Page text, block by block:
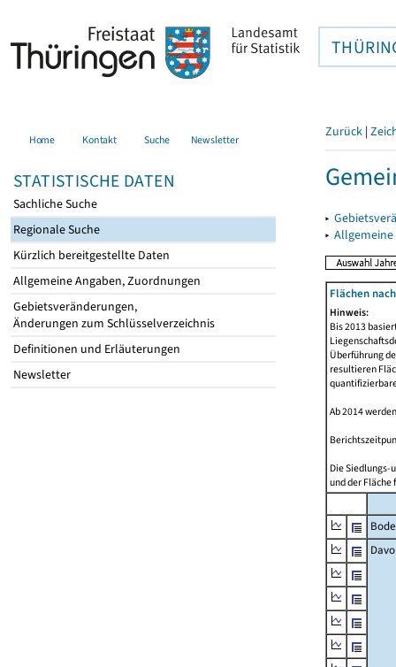
Home Kontakt Suche Newsletter
STATISTISCHE DATEN
Sachliche Suche
Regionale Suche
Kürzlich bereitgestellte Daten
Allgemeine Angaben, Zuordnungen
Gebietsveränderungen,
Änderungen zum Schlüsselverzeichnis
Definitionen und Erläuterungen
Newsletter
Zurück |
▸
▸
Flächen
Hinweis:
Bis 2013
Überführung
resultieren
Ab 2014
Die Siedlungs-
und der Fläche